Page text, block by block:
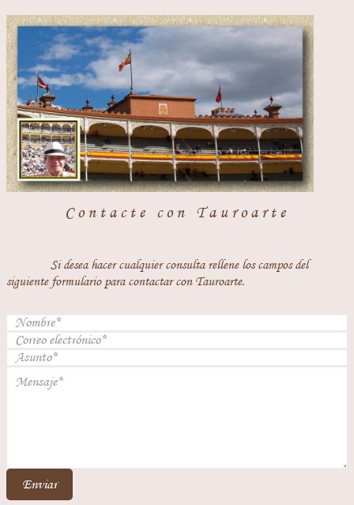
Contacte con Tauroarte
Si desea hacer cualquier consulta rellene los campos del
siguiente formulario para contactar con Tauroarte.
Enviar